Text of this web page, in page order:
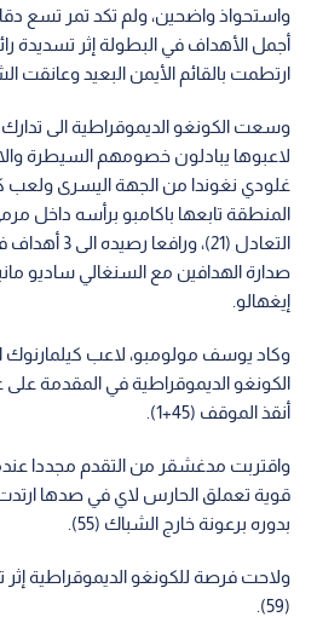
واستحواذ واضحين، ولم تكد تمر تسع
أجمل الأهداف في البطولة إثر تسديدة
ارتطمت بالقائم الأيمن البعيد وعانقت
وسعت الكونغو الديموقراطية الى
لاعبوها يبادلون خصومهم السيطرة
غلودي نغوندا من الجهة اليسرى ولعب
المنطقة تابعها باكامبو برأسه داخل
التعادل (21)،
صدارة الهدافين مع السنغالي ساديو
إيغهالو.
وكاد يوسف مولومبو، لاعب كيلمارنوك
الكونغو الديموقراطية في المقدمة على
أنقذ الموقف (45+1).
واقتربت مدغشقر من التقدم مجددا
قوية تعملق الحارس لاي في صدها
بدوره برعونة خارج الشباك (55).
ولاحت فرصة للكونغو الديموقراطية
(59).